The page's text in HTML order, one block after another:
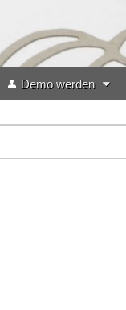
Demo werden